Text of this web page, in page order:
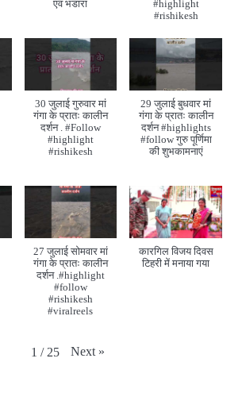
एवं भंडारा
#highlight
#rishikesh
30 जुलाई गुरुवार मां
गंगा के प्रातः कालीन
दर्शन . #Follow
#highlight
#rishikesh
29 जुलाई बुधवार मां
गंगा के प्रातः कालीन
दर्शन #highlights
#follow गुरु पूर्णिमा
की शुभकामनाएं
27 जुलाई सोमवार मां
गंगा के प्रातः कालीन
दर्शन .#highlight
#follow
#rishikesh
#viralreels
कारगिल विजय दिवस
टिहरी में मनाया गया
1 / 25 Next »